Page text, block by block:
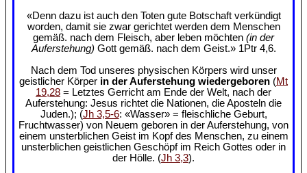
«Denn dazu ist auch den Toten gute Botschaft verkündigt
worden, damit sie zwar gerichtet werden dem Menschen
gemäß. nach dem Fleisch, aber leben möchten (in der
Auferstehung) Gott gemäß. nach dem Geist.» 1Ptr 4,6.
Nach dem Tod unseres physischen Körpers wird unser
geistlicher Körper in der Auferstehung wiedergeboren (Mt
19,28 = Letztes Gerricht am Ende der Welt, nach der
Auferstehung: Jesus richtet die Nationen, die Aposteln die
Juden.); (Jh 3,5-6: «Wasser» = fleischliche Geburt,
Fruchtwasser) von Neuem geboren in der Auferstehung, von
einem unsterblichen Geist im Kopf des Menschen, zu einem
unsterblichen geistlichen Geschöpf im Reich Gottes oder in
der Hölle. (Jh 3,3).